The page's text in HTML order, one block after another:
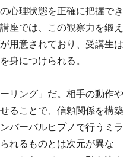
心理状態を正確に把握でき
座では、この観察力を鍛え
用意されており、受講生は
身につけられる。
リング」だ。相手の動作や
ることで、信頼関係を構築
バーバルヒプノで行うミラ
れるものとは次元が異な